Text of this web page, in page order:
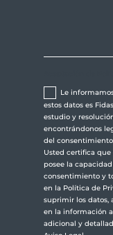
Le
estos datos es
estudio y
encontrándonos
del
Usted certifica que
posee la
consentimiento y
en la Política de
suprimir los datos,
en la información
adicional y